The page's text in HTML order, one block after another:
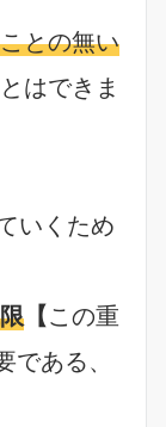
との無い
はできま
いくため
【この重
である、